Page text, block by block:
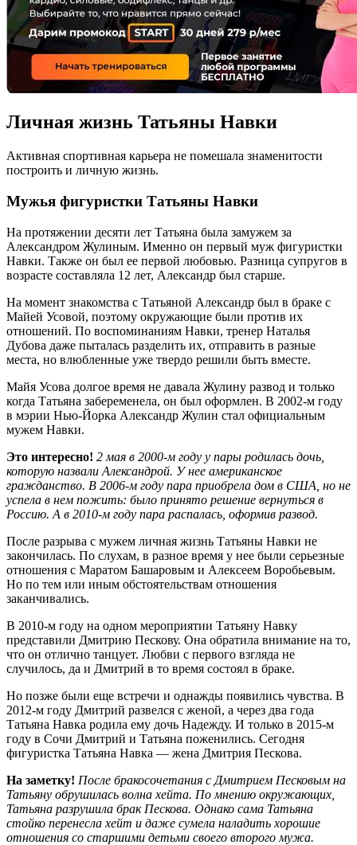
Личная жизнь Татьяны Навки
Активная спортивная карьера не помешала знаменитости
построить и личную жизнь.
Мужья фигуристки Татьяны Навки
На протяжении десяти лет Татьяна была замужем за
Александром Жулиным. Именно он первый муж фигуристки
Навки. Также он был ее первой любовью. Разница супругов в
возрасте составляла 12 лет, Александр был старше.
На момент знакомства с Татьяной Александр был в браке с
Майей Усовой, поэтому окружающие были против их
отношений. По воспоминаниям Навки, тренер Наталья
Дубова даже пыталась разделить их, отправить в разные
места, но влюбленные уже твердо решили быть вместе.
Майя Усова долгое время не давала Жулину развод и только
когда Татьяна забеременела, он был оформлен. В 2002-м году
в мэрии Нью-Йорка Александр Жулин стал официальным
мужем Навки.
Это интересно! 2 мая в 2000-м году у пары родилась дочь,
которую назвали Александрой. У нее американское
гражданство. В 2006-м году пара приобрела дом в США, но не
успела в нем пожить: было принято решение вернуться в
Россию. А в 2010-м году пара распалась, оформив развод.
После разрыва с мужем личная жизнь Татьяны Навки не
закончилась. По слухам, в разное время у нее были серьезные
отношения с Маратом Башаровым и Алексеем Воробьевым.
Но по тем или иным обстоятельствам отношения
заканчивались.
В 2010-м году на одном мероприятии Татьяну Навку
представили Дмитрию Пескову. Она обратила внимание на то,
что он отлично танцует. Любви с первого взгляда не
случилось, да и Дмитрий в то время состоял в браке.
Но позже были еще встречи и однажды появились чувства. В
2012-м году Дмитрий развелся с женой, а через два года
Татьяна Навка родила ему дочь Надежду. И только в 2015-м
году в Сочи Дмитрий и Татьяна поженились. Сегодня
фигуристка Татьяна Навка — жена Дмитрия Пескова.
На заметку! После бракосочетания с Дмитрием Песковым на
Татьяну обрушилась волна хейта. По мнению окружающих,
Татьяна разрушила брак Пескова. Однако сама Татьяна
стойко перенесла хейт и даже сумела наладить хорошие
отношения со старшими детьми своего второго мужа.